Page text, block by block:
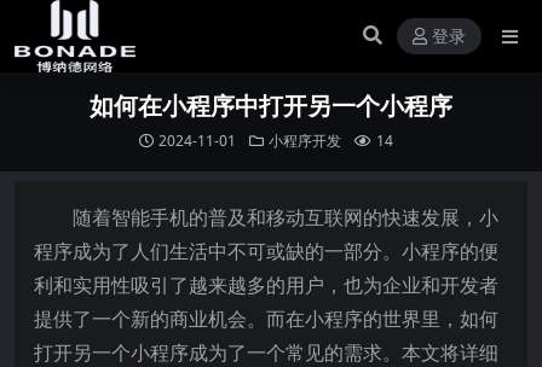
登录
如何在小程序中打开另一个小程序
2024-11-01 小程序开发 14
随着智能手机的普及和移动互联网的快速发展，小
程序成为了人们生活中不可或缺的一部分。小程序的便
利和实用性吸引了越来越多的用户，也为企业和开发者
提供了一个新的商业机会。而在小程序的世界里，如何
打开另一个小程序成为了一个常见的需求。本文将详细